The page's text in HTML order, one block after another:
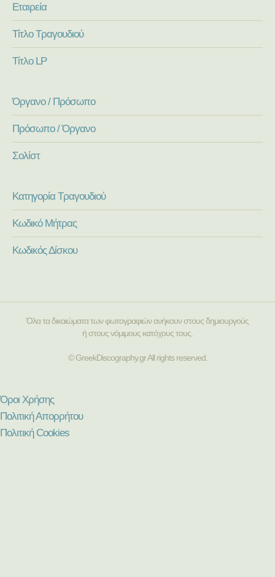
Εταιρεία
Τίτλο Τραγουδιού
Τίτλο LP
Όργανο / Πρόσωπο
Πρόσωπο / Όργανο
Σολίστ
Κατηγορία Τραγουδιού
Κωδικό Μήτρας
Κωδικός Δίσκου
Όλα τα δικαιώματα των φωτογραφιών ανήκουν στους δημιουργούς
ή στους νόμιμους κατόχους τους.
© GreekDiscography.gr All rights reserved.
Όροι Χρήσης
Πολιτική Απορρήτου
Πολιτική Cookies